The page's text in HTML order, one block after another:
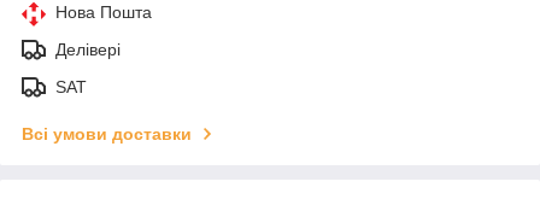
Нова Пошта
Делівері
SAT
Всі умови доставки